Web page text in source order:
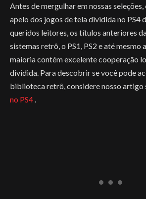
Antes de mergulhar em nossas
apelo dos jogos de tela dividida no PS4
queridos leitores, os títulos anteriores da
sistemas retrô, o PS1, PS2 e até mesmo
maioria contém excelente cooperação
dividida. Para descobrir se você pode
biblioteca retrô, considere nosso artigo
no PS4